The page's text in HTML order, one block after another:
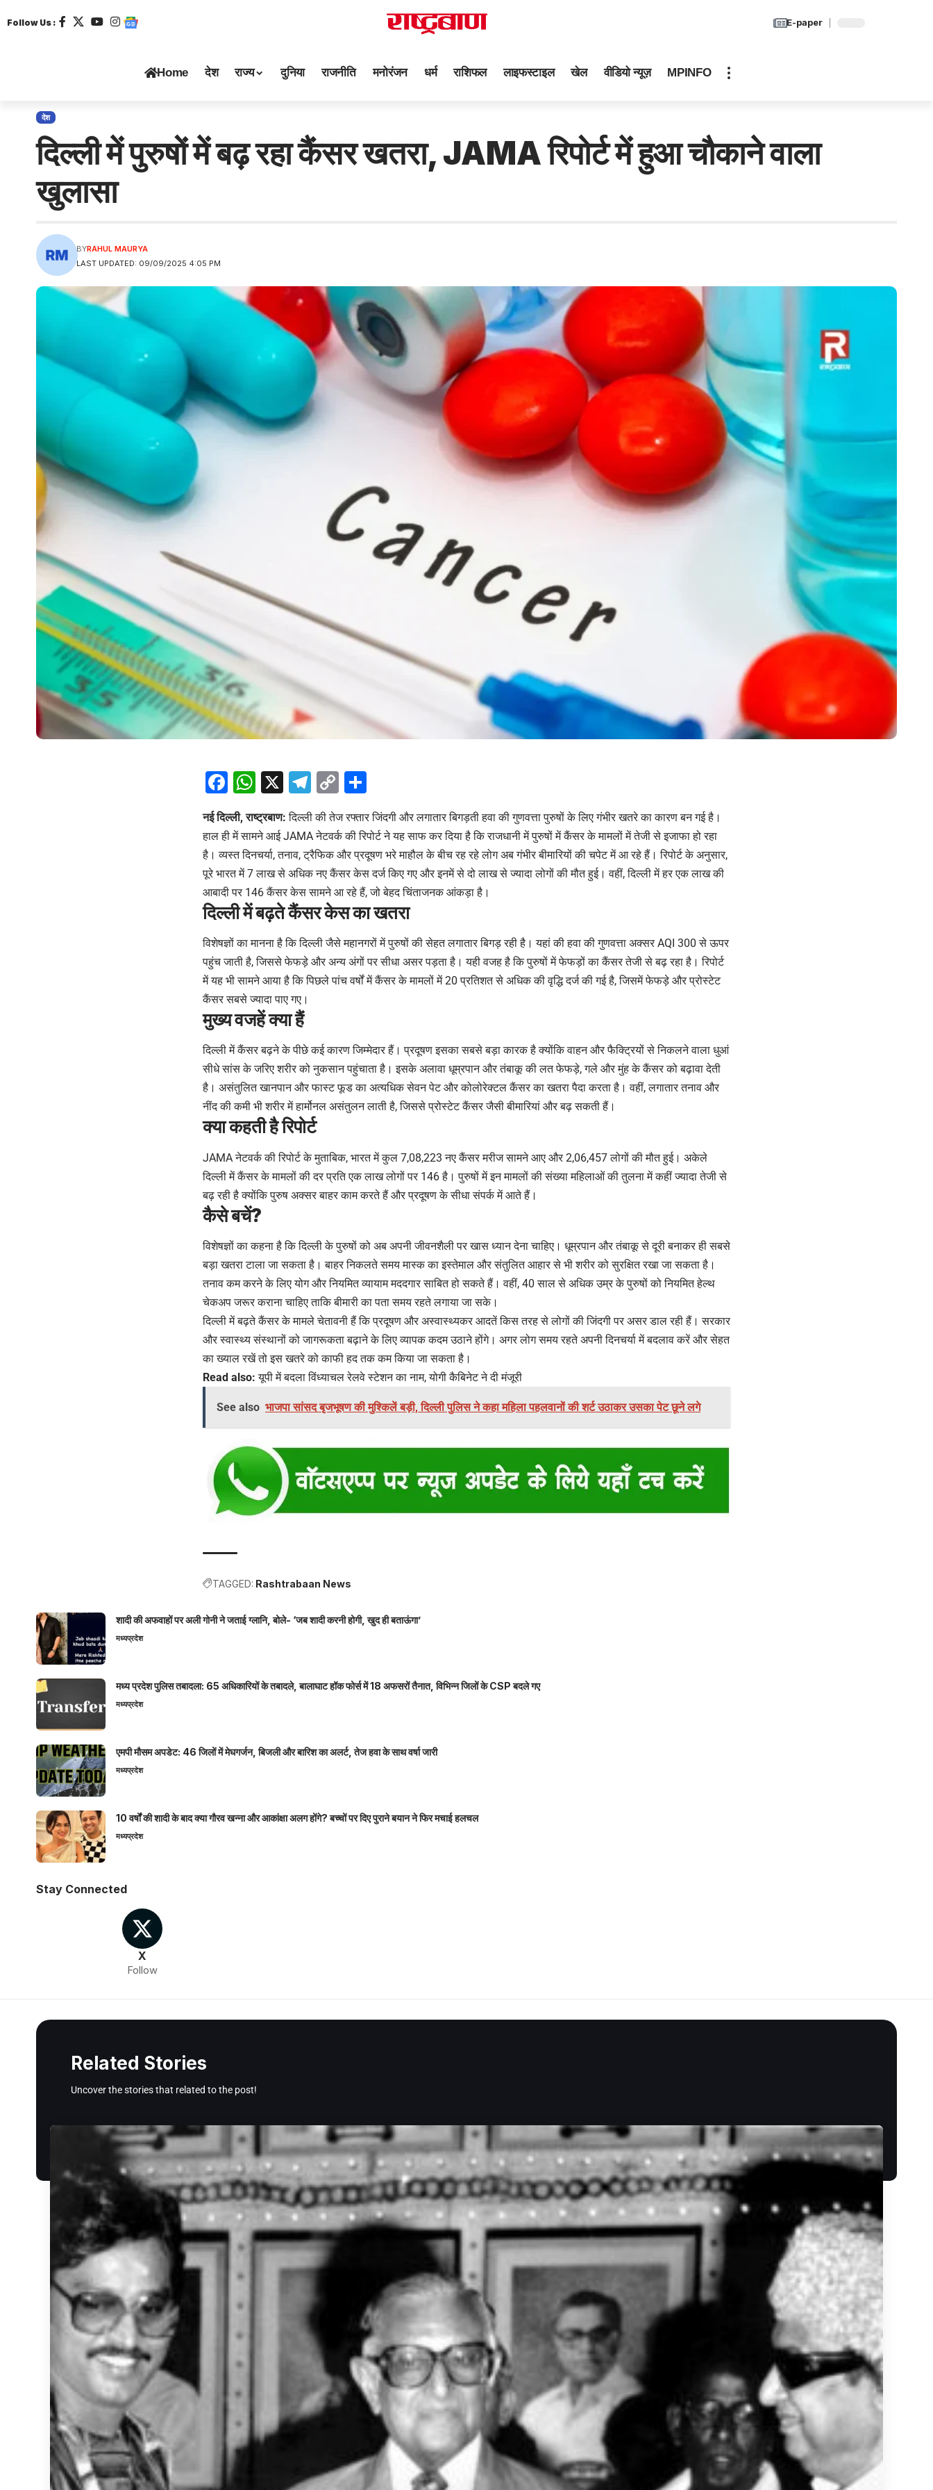
Follow Us : E-paper
Home देश राज्य दुनिया राजनीति मनोरंजन धर्म राशिफल लाइफस्टाइल खेल वीडियो न्यूज़ MPINFO
देश
दिल्ली में पुरुषों में बढ़ रहा कैंसर खतरा, JAMA रिपोर्ट में हुआ चौकाने वाला
खुलासा
LAST UPDATED: 09/09/2025 4:05 PM
BYRAHUL MAURYA
Facebook
WhatsApp
X Telegram
Copy
नई दिल्ली, राष्ट्रबाण: दिल्ली की तेज रफ्तार जिंदगी और लगातार बिगड़ती हवा की गुणवत्ता पुरुषों के लिए गंभीर खतरे का कारण बन गई है।
हाल ही में सामने आई JAMA नेटवर्क की रिपोर्ट ने यह साफ कर दिया है कि राजधानी में पुरुषों में कैंसर के मामलों में तेजी से इजाफा हो रहा
है। व्यस्त दिनचर्या, तनाव, ट्रैफिक और प्रदूषण भरे माहौल के बीच रह रहे लोग अब गंभीर बीमारियों की चपेट में आ रहे हैं। रिपोर्ट के अनुसार,
पूरे भारत में 7 लाख से अधिक नए कैंसर केस दर्ज किए गए और इनमें से दो लाख से ज्यादा लोगों की मौत हुई। वहीं, दिल्ली में हर एक लाख की
आबादी पर 146 कैंसर केस सामने आ रहे हैं, जो बेहद चिंताजनक आंकड़ा है।
दिल्ली में बढ़ते कैंसर केस का खतरा
विशेषज्ञों का मानना है कि दिल्ली जैसे महानगरों में पुरुषों की सेहत लगातार बिगड़ रही है। यहां की हवा की गुणवत्ता अक्सर AQI 300 से ऊपर
पहुंच जाती है, जिससे फेफड़े और अन्य अंगों पर सीधा असर पड़ता है। यही वजह है कि पुरुषों में फेफड़ों का कैंसर तेजी से बढ़ रहा है। रिपोर्ट
में यह भी सामने आया है कि पिछले पांच वर्षों में कैंसर के मामलों में 20 प्रतिशत से अधिक की वृद्धि दर्ज की गई है, जिसमें फेफड़े और प्रोस्टेट
कैंसर सबसे ज्यादा पाए गए।
मुख्य वजहें क्या हैं
दिल्ली में कैंसर बढ़ने के पीछे कई कारण जिम्मेदार हैं। प्रदूषण इसका सबसे बड़ा कारक है क्योंकि वाहन और फैक्ट्रियों से निकलने वाला धुआं
सीधे सांस के जरिए शरीर को नुकसान पहुंचाता है। इसके अलावा धूम्रपान और तंबाकू की लत फेफड़े, गले और मुंह के कैंसर को बढ़ावा देती
है। असंतुलित खानपान और फास्ट फूड का अत्यधिक सेवन पेट और कोलोरेक्टल कैंसर का खतरा पैदा करता है। वहीं, लगातार तनाव और
नींद की कमी भी शरीर में हार्मोनल असंतुलन लाती है, जिससे प्रोस्टेट कैंसर जैसी बीमारियां और बढ़ सकती हैं।
क्या कहती है रिपोर्ट
JAMA नेटवर्क की रिपोर्ट के मुताबिक, भारत में कुल 7,08,223 नए कैंसर मरीज सामने आए और 2,06,457 लोगों की मौत हुई। अकेले
दिल्ली में कैंसर के मामलों की दर प्रति एक लाख लोगों पर 146 है। पुरुषों में इन मामलों की संख्या महिलाओं की तुलना में कहीं ज्यादा तेजी से
बढ़ रही है क्योंकि पुरुष अक्सर बाहर काम करते हैं और प्रदूषण के सीधा संपर्क में आते हैं।
कैसे बचें?
विशेषज्ञों का कहना है कि दिल्ली के पुरुषों को अब अपनी जीवनशैली पर खास ध्यान देना चाहिए। धूम्रपान और तंबाकू से दूरी बनाकर ही सबसे
बड़ा खतरा टाला जा सकता है। बाहर निकलते समय मास्क का इस्तेमाल और संतुलित आहार से भी शरीर को सुरक्षित रखा जा सकता है।
तनाव कम करने के लिए योग और नियमित व्यायाम मददगार साबित हो सकते हैं। वहीं, 40 साल से अधिक उम्र के पुरुषों को नियमित हेल्थ
चेकअप जरूर कराना चाहिए ताकि बीमारी का पता समय रहते लगाया जा सके।
दिल्ली में बढ़ते कैंसर के मामले चेतावनी हैं कि प्रदूषण और अस्वास्थ्यकर आदतें किस तरह से लोगों की जिंदगी पर असर डाल रही हैं। सरकार
और स्वास्थ्य संस्थानों को जागरूकता बढ़ाने के लिए व्यापक कदम उठाने होंगे। अगर लोग समय रहते अपनी दिनचर्या में बदलाव करें और सेहत
का ख्याल रखें तो इस खतरे को काफी हद तक कम किया जा सकता है।
Read also: यूपी में बदला विंध्याचल रेलवे स्टेशन का नाम, योगी कैबिनेट ने दी मंजूरी
See also भाजपा सांसद बृजभूषण की मुश्किलें बड़ी, दिल्ली पुलिस ने कहा महिला पहलवानों की शर्ट उठाकर उसका पेट छूने लगे
TAGGED: Rashtrabaan News
शादी की अफवाहों पर अली गोनी ने जताई ग्लानि, बोले- ‘जब शादी करनी होगी, खुद ही बताऊंगा’
मध्यप्रदेश
मध्य प्रदेश पुलिस तबादला: 65 अधिकारियों के तबादले, बालाघाट हॉक फोर्स में 18 अफसरों तैनात, विभिन्न जिलों के CSP बदले गए
मध्यप्रदेश
एमपी मौसम अपडेट: 46 जिलों में मेघगर्जन, बिजली और बारिश का अलर्ट, तेज हवा के साथ वर्षा जारी
मध्यप्रदेश
10 वर्षों की शादी के बाद क्या गौरव खन्ना और आकांक्षा अलग होंगे? बच्चों पर दिए पुराने बयान ने फिर मचाई हलचल
मध्यप्रदेश
Stay Connected
X
Follow
Related Stories
Uncover the stories that related to the post!